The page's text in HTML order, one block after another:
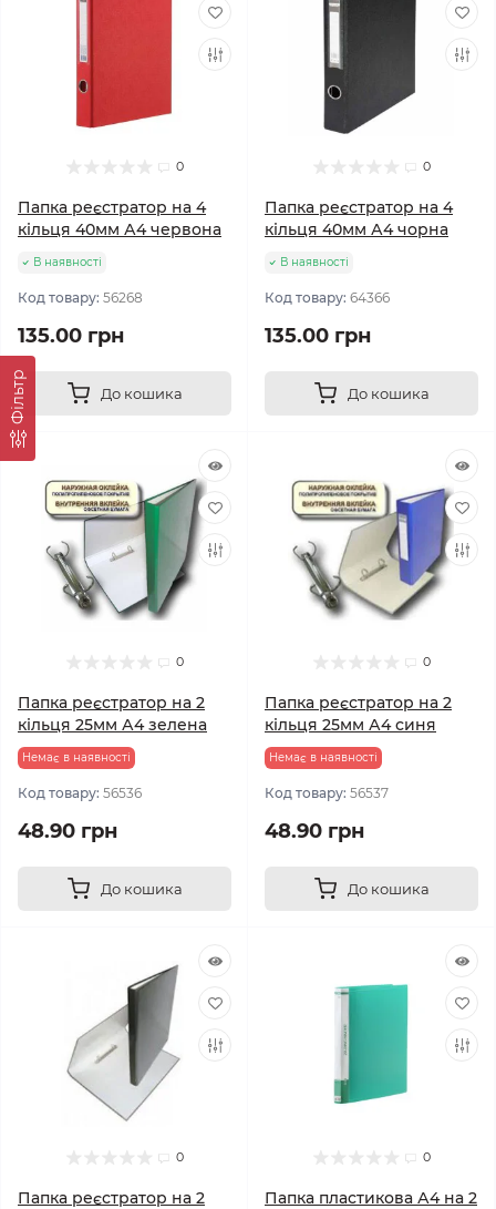
Фільтр
0
Папка реєстратор на 4
кільця 40мм А4 червона
В наявності
Код товару: 56268
135.00 грн
До кошика
0
Папка реєстратор на 4
кільця 40мм А4 чорна
В наявності
Код товару: 64366
135.00 грн
До кошика
0
Папка реєстратор на 2
кільця 25мм А4 зелена
Немає в наявності
Код товару: 56536
48.90 грн
До кошика
0
Папка реєстратор на 2
кільця 25мм А4 синя
Немає в наявності
Код товару: 56537
48.90 грн
До кошика
0
Папка реєстратор на 2
0
Папка пластикова А4 на 2